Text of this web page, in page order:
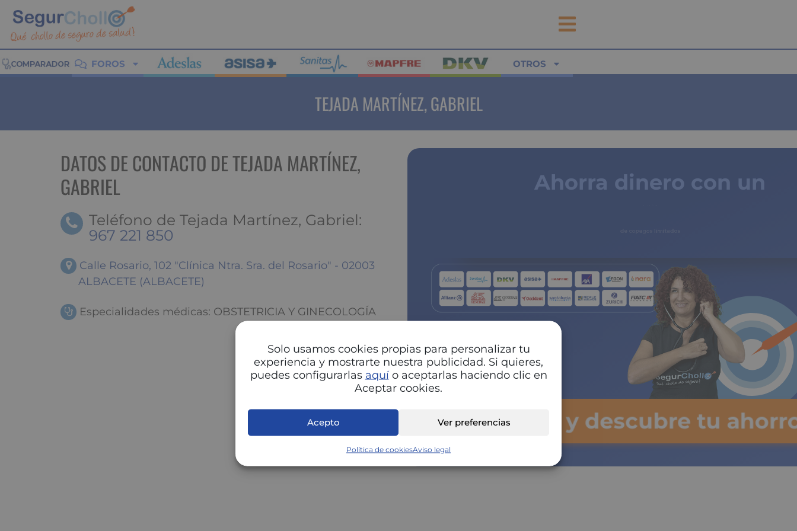
Solo usamos cookies propias para personalizar tu
experiencia y mostrarte nuestra publicidad. Si quieres,
puedes configurarlas aquío aceptarlas haciendo clic en
Aceptar cookies.
Acepto Ver preferencias
Política de cookiesAviso legal
FOROS OTROS
TEJADA MARTÍNEZ, GABRIEL
DATOS DE CONTACTO DE TEJADA MARTÍNEZ,
GABRIEL
Teléfono de Tejada Martínez, Gabriel:
967 221 850
Calle Rosario, 102 "Clínica Ntra. Sra. del Rosario" - 02003
ALBACETE (ALBACETE)
Especialidades médicas: OBSTETRICIA Y GINECOLOGÍA
Ahorra dinero con un
Pulsa y descubre tu ahorro